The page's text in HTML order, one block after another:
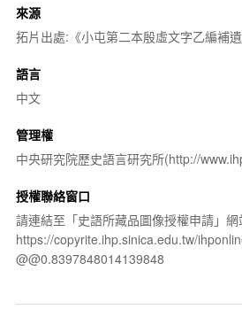
來源
拓片出處:《小屯第二本殷虛文字乙編補
語言
中文
管理權
中央研究院歷史語言研究所(http://
授權聯絡窗口
請連結至「史語所藏品圖像授權申請」網
https://copyrite.ihp.sinica.edu.tw/
@@0.8397848014139848